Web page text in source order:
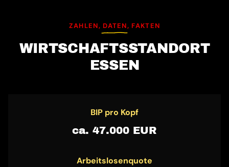
ZAHLEN, DATEN, FAKTEN
WIRTSCHAFTS­STANDORT
ESSEN
BIP pro Kopf
ca. 47.000 EUR
Arbeitslosenquote